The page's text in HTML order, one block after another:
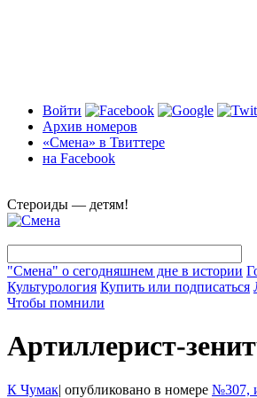
Войти
Архив номеров
«Смена» в Твиттере
на Facebook
Стероиды — детям!
"Смена" о сегодняшнем дне в истории
Культурология Купить или подписаться
Чтобы помнили
Артиллерист-
К Чумак| опубликовано в номере №307,